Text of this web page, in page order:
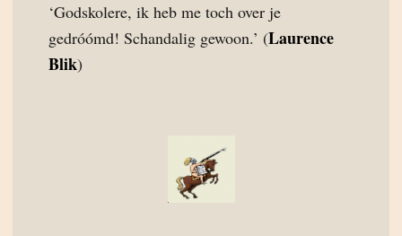
‘Godskolere, ik heb me toch over je
gedróómd! Schandalig gewoon.’ (Laurence
Blik)